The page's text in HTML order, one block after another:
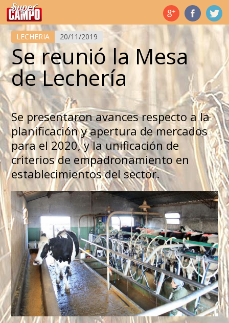
Temas de hoy
LECHERIA 20/11/2019
Se reunió la Mesa
de Lechería
Se presentaron avances respecto a la
planificación y apertura de mercados
para el 2020, y la unificación de
criterios de empadronamiento en
establecimientos del sector.